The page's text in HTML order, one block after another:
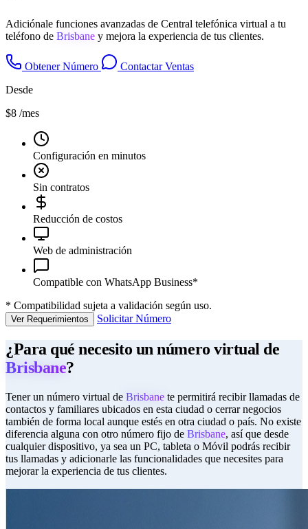
Adiciónale funciones avanzadas de Central telefónica virtual a tu
teléfono de Brisbane y mejora la experiencia de tus clientes.
Obtener Número
Contactar Ventas
Desde
$8 /mes
Configuración en minutos
Sin contratos
Reducción de costos
Web de administración
Compatible con WhatsApp Business*
* Compatibilidad sujeta a validación según uso.
Ver Requerimientos Solicitar Número
¿Para qué necesito un número virtual de
Brisbane?
Tener un número virtual de Brisbane te permitirá recibir llamadas de
contactos y familiares ubicados en esta ciudad o cerrar negocios
también de forma local aunque estés en otra ciudad o país. No existe
diferencia alguna con otro número fijo de Brisbane, así que desde
cualquier dispositivo, ya sea un PC, tableta o Móvil podrás recibir
tus llamadas y adicionarle las funcionalidades que necesites para
mejorar la experiencia de tus clientes.